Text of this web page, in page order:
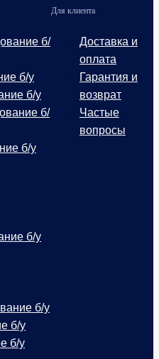
б/
б/у
б/у
б/
б/у
б/у
б/у
б/у
б/у
Для клиента
Доставка и
оплата
Гарантия и
возврат
Частые
вопросы